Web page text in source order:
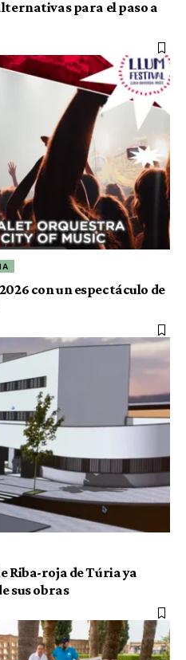
para el paso a
con un espectáculo de
Riba-roja de Túria ya
sus obras